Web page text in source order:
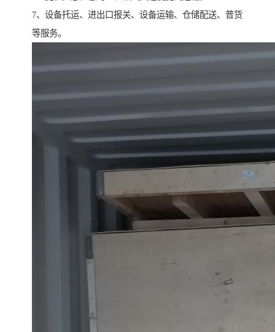
7、设备托运、进出口报关、设备运输、仓储配送、普货
等服务。